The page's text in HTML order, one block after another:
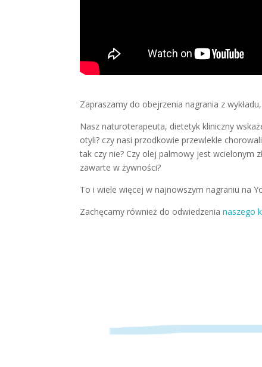
Zapraszamy do obejrzenia nagrania z
Nasz naturoterapeuta, dietetyk kliniczny
otyli? czy nasi przodkowie przewlekle
tak czy nie? Czy olej palmowy jest wcielonym
zawarte w żywności?
To i wiele więcej w najnowszym nagraniu na
Zachęcamy również do odwiedzenianaszego